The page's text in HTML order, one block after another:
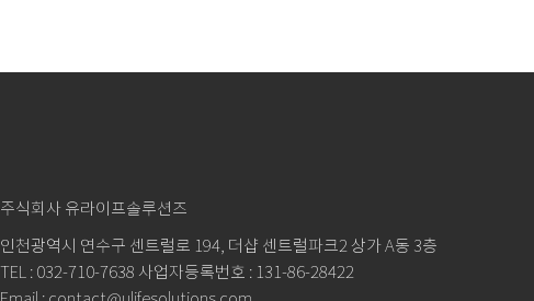
주식회사 유라이프솔루션즈
인천광역시 연수구 센트럴로 194, 더샵 센트럴파크2 상가 A동 3층
TEL : 032-710-7638 사업자등록번호 : 131-86-28422